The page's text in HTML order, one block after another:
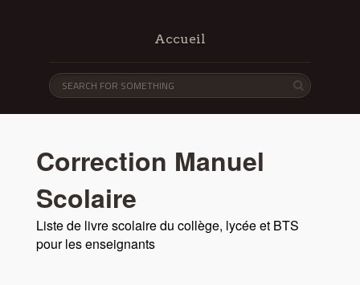
Accueil
Correction Manuel
Scolaire
Liste de livre scolaire du collège, lycée et BTS
pour les enseignants